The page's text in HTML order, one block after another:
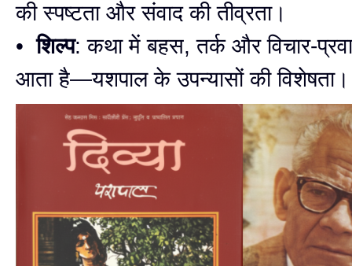
की स्पष्टता और संवाद की तीव्रता।
•शिल्प: कथा में बहस, तर्क और विचार-
आता है—यशपाल के उपन्यासों की विशेषता।